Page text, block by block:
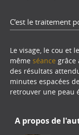
C’est le traitement
Le visage, le cou et
même séance grâce
des résultats
minutes espacées
retrouver une peau
A propos de